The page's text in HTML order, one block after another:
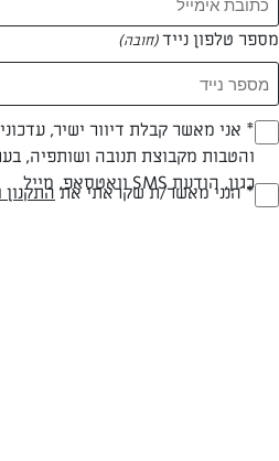
עד 20 דק
מספר טלפון נייד(חובה)
(חובה)* אני מאשר קבלת דיוור ישיר,
והטבות מקבוצת תנובה ושותפיה,
כגון, הודעת SMS וואטסאפ, מייל(חובה)* הנני מאשר/ת שקראתי את התקנון